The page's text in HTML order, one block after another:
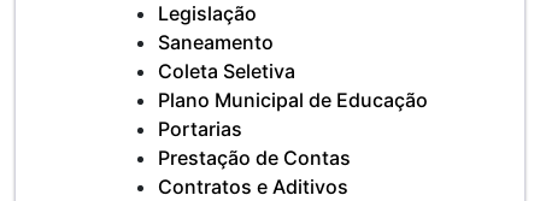
Legislação
Saneamento
Coleta Seletiva
Plano Municipal de Educação
Portarias
Prestação de Contas
Contratos e Aditivos